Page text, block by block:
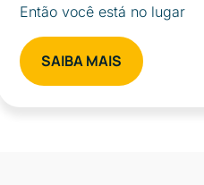
Então você está no lugar
SAIBA MAIS